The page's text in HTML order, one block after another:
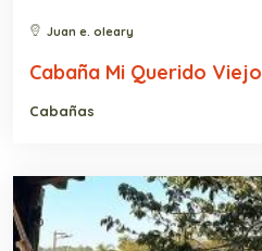
Juan e. oleary
Cabaña Mi Querido Viejo
Cabañas